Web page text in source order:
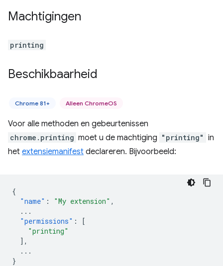
Machtigingen
printing
Beschikbaarheid
Chrome 81+ Alleen ChromeOS
Voor alle methoden en gebeurtenissen
chrome.printing moet u de machtiging "printing" in
het extensiemanifest declareren. Bijvoorbeeld:
{
"name" : "My extension" ,
...
"permissions" :
[
"printing"
],
...
}